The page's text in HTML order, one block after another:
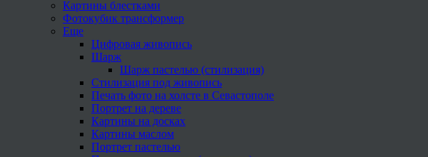
Картины блестками
Фотокубик трансформер
Еще
Цифровая живопись
Шарж
Шарж пастелью (стилизация)
Стилизация под живопись
Печать фото на холсте в Севастополе
Портрет на дереве
Картины на досках
Картины маслом
Портрет пастелью